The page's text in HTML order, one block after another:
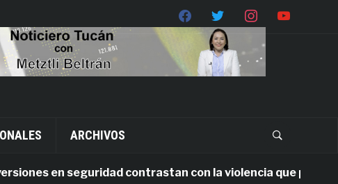
ARCHIVOS
en seguridad contrastan con la violencia que persiste en